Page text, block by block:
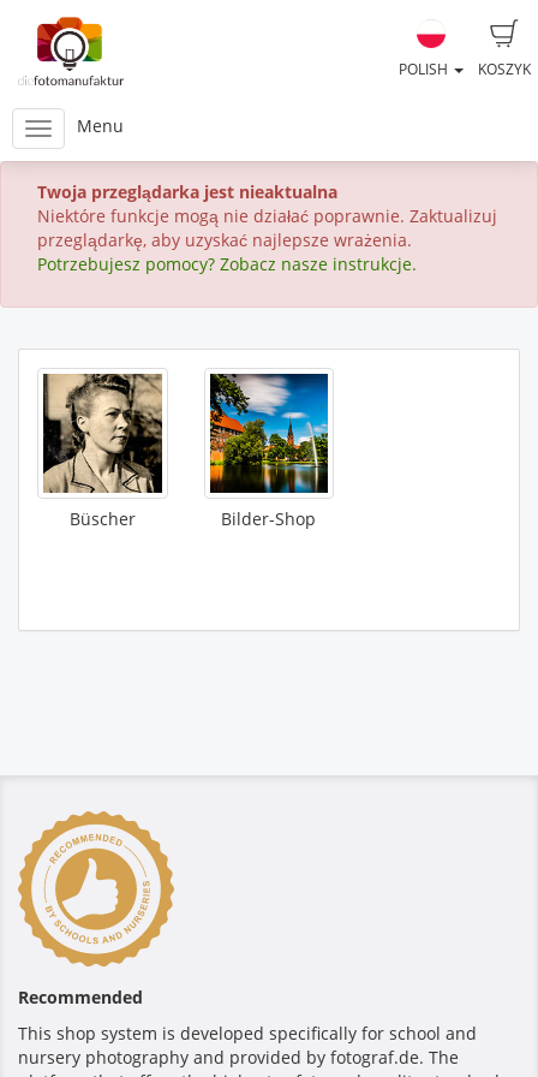
KOSZYK
POLISH
Menu
Twoja przeglądarka jest nieaktualna
Niektóre funkcje mogą nie działać poprawnie. Zaktualizuj
przeglądarkę, aby uzyskać najlepsze wrażenia.
Potrzebujesz pomocy? Zobacz nasze instrukcje.
Büscher Bilder-Shop
Recommended
This shop system is developed specifically for school and
nursery photography and provided by fotograf.de. The